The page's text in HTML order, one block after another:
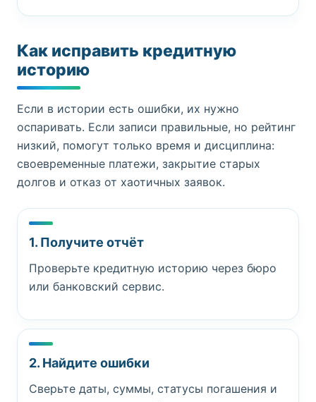
Как исправить кредитную
историю
Если в истории есть ошибки, их нужно
оспаривать. Если записи правильные, но рейтинг
низкий, помогут только время и дисциплина:
своевременные платежи, закрытие старых
долгов и отказ от хаотичных заявок.
1. Получите отчёт
Проверьте кредитную историю через бюро
или банковский сервис.
2. Найдите ошибки
Сверьте даты, суммы, статусы погашения и